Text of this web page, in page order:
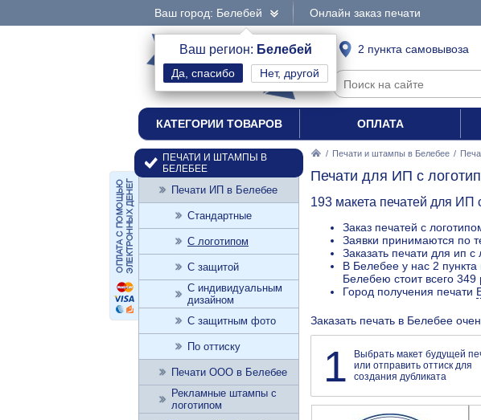
Ваш город: Белебей
Ваш регион: Белебей
Нет, другой
Онлайн заказ печати
интернет-магазин 2 пункта самовывоза
КАТЕГОРИИ ТОВАРОВ ОПЛАТА
/ Печати и штампы в Белебее /
Печати для ИП с
193 макета печатей для ИП
Заказ печатей с
Заявки принимаются по
Заказать печати для ип
В Белебее у нас 2
Белебею стоит всего
Город получения печати
Заказать печать в Белебее
1
Выбрать макет будущей
или отправить оттиск для
создания дубликата
ПЕЧАТИ И ШТАМПЫ В
БЕЛЕБЕЕ
Печати ИП в Белебее
Стандартные
С логотипом
С защитой
С индивидуальным
дизайном
С защитным фото
По оттиску
Печати ООО в Белебее
Рекламные штампы с
логотипом